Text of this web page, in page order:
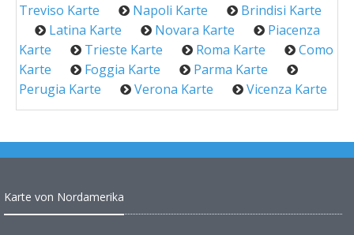
Treviso Karte
Napoli Karte
Brindisi Karte
Latina Karte
Novara Karte
Piacenza
Karte
Trieste Karte Roma Karte
Como
Karte
Foggia Karte
Parma Karte
Perugia Karte
Verona Karte Vicenza Karte
Karte von Nordamerika